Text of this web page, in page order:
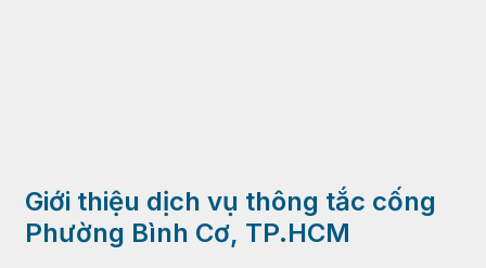
Giới thiệu dịch vụ thông tắc cống
Phường Bình Cơ, TP.HCM